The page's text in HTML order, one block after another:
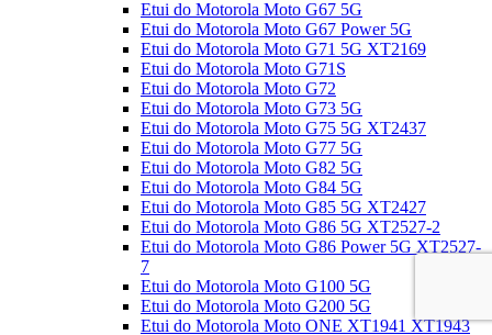
Etui do Motorola Moto G67 5G
Etui do Motorola Moto G67 Power 5G
Etui do Motorola Moto G71 5G XT2169
Etui do Motorola Moto G71S
Etui do Motorola Moto G72
Etui do Motorola Moto G73 5G
Etui do Motorola Moto G75 5G XT2437
Etui do Motorola Moto G77 5G
Etui do Motorola Moto G82 5G
Etui do Motorola Moto G84 5G
Etui do Motorola Moto G85 5G XT2427
Etui do Motorola Moto G86 5G XT2527-2
Etui do Motorola Moto G86 Power 5G XT2527-
7
Etui do Motorola Moto G100 5G
Etui do Motorola Moto G200 5G
Etui do Motorola Moto ONE XT1941 XT1943